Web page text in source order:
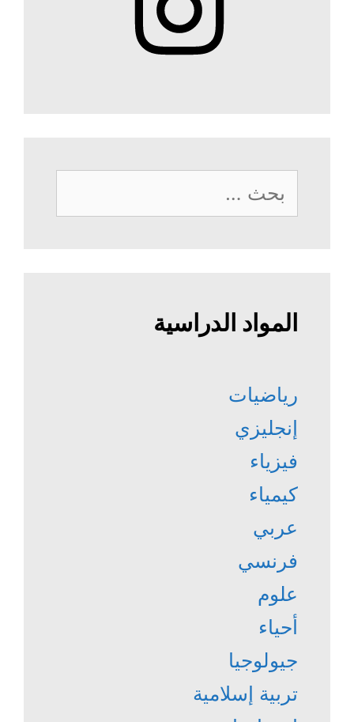
البحث
عن:
المواد الدراسية
رياضيات
إنجليزي
فيزياء
كيمياء
عربي
فرنسي
علوم
أحياء
جيولوجيا
تربية إسلامية